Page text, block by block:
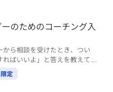
ーシップや組織変革を中心に学
・機能別戦略編（第8回〜12
時代における機能別での戦略の
中心に学ぶコース より実践的な
の活用法について学びたい方は
SHIFTシリーズ』をご視聴く
のリーダーシップを発揮できる
きます。 ※本動画は、制
情報に基づき作成したものです
12月制作）
「Being（ありたい自分）」を
え、自ら考え（Think）、変化
）、協働する（Collabor
で、自分らしい価値を発揮し
グやAI活用が叫
そ、スキルより先に“自分の
ことが重要です。 あなたは何
ーのためのコーチング入
から相談を受けたとき、つい
ればいいよ」と答えを教えてし
るいは、「自分で考えてほし
あまり、すべて任せきりにし
定